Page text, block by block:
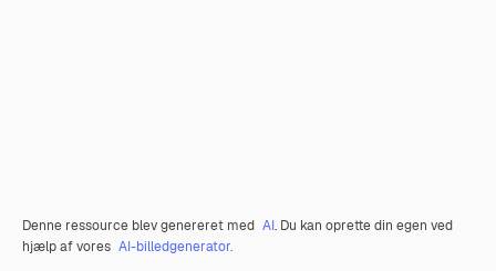
Denne ressource blev genereret med AI. Du kan oprette din egen ved
hjælp af vores AI-billedgenerator.